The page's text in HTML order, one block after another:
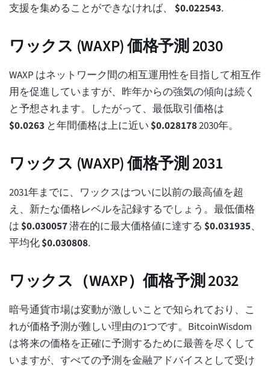
支援を集めることができなければ、 $0.022543.
ワックス (WAXP) 価格予測 2030
WAXP はネットワーク間の相互運用性を目指して相互作
用を促進していますが、昨年からの強気の傾向は続く
と予想されます。したがって、最低取引価格は
$0.0263 と年間価格は上に近い$0.0281782030年。
ワックス (WAXP) 価格予測 2031
2031年までに、ワックスはついに以前の最高値を超
え、新たな価格レベルを記録するでしょう。最低価格
は$0.030057潜在的に最大価格値に達する $0.031935、
平均化$0.030808.
ワックス（WAXP）価格予測 2032
暗号通貨市場は変動が激しいことで知られており、こ
れが価格予測が難しい理由の1つです。BitcoinWisdom
は将来の価格を正確に予測するために最善を尽くして
いますが、すべての予測を金融アドバイスとして受け